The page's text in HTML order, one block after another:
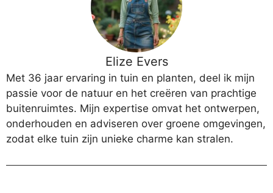
Elize Evers
Met 36 jaar ervaring in tuin en planten, deel ik mijn
passie voor de natuur en het creëren van prachtige
buitenruimtes. Mijn expertise omvat het ontwerpen,
onderhouden en adviseren over groene omgevingen,
zodat elke tuin zijn unieke charme kan stralen.